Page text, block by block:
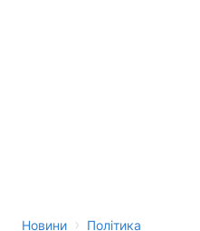
Новини › Політика